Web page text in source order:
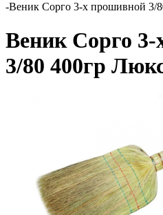
-Веник Сорго 3-х прошивной 3/
Веник Сорго
3/80 400гр